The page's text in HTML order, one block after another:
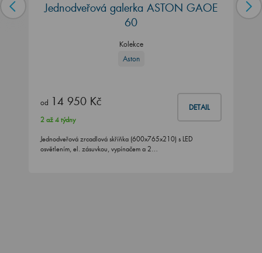
Jednodveřová galerka ASTON GAOE
60
Kolekce
Aston
od 14 950 Kč DETAIL
2 až 4 týdny
Jednodveřová zrcadlová skříňka (600x765x210) s LED
osvětlením, el. zásuvkou, vypínačem a 2…